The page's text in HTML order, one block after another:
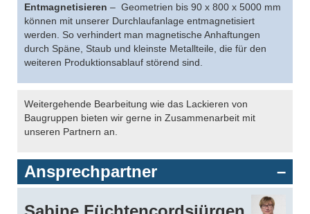
Entmagnetisieren – Geometrien bis 90 x 800 x 5000 mm
können mit unserer Durchlaufanlage entmagnetisiert
werden. So verhindert man magnetische Anhaftungen
durch Späne, Staub und kleinste Metallteile, die für den
weiteren Produktionsablauf störend sind.
Weitergehende Bearbeitung wie das Lackieren von
Baugruppen bieten wir gerne in Zusammenarbeit mit
unseren Partnern an.
Ansprechpartner